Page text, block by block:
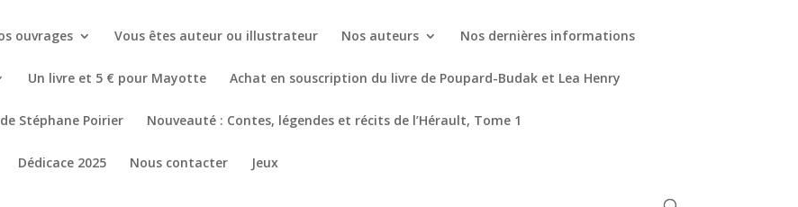
ouvrages Vous êtes auteur ou illustrateur Nos auteurs Nos dernières informations
Un livre et 5 € pour Mayotte Achat en souscription du livre de Poupard-Budak et Lea Henry
Stéphane Poirier Nouveauté : Contes, légendes et récits de l’Hérault, Tome 1
Dédicace 2025 Nous contacter Jeux